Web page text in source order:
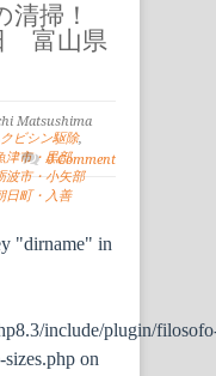
清掃！
富山県
Matsushima
ビシン駆除,
津市・黒部
波市・小矢部
日町・入善
0 Comment
"dirname" in
include/plugin/
on